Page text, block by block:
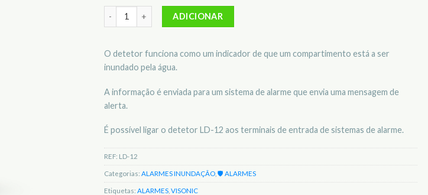
Quantidade de Detetor de Inundação Visonic LD-12
ADICIONAR
O detetor funciona como um indicador de que um compartimento está a ser
inundado pela água.
A informação é enviada para um sistema de alarme que envia uma mensagem de
alerta.
É possível ligar o detetor LD-12 aos terminais de entrada de sistemas de alarme.
REF: LD-12
Categorias: ALARMES INUNDAÇÃO 🛡️ ALARMES
Etiquetas: ALARMES VISONIC